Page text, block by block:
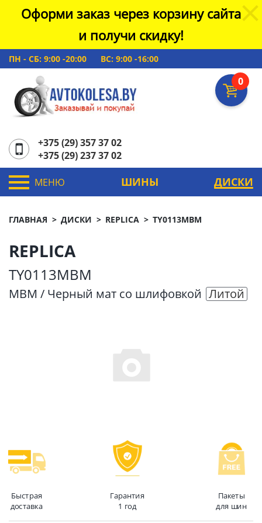
Оформи заказ через корзину сайта
и получи скидку!
ПН - СБ: 9:00 -20:00 ВС: 9:00 -16:00
0
+375 (29) 357 37 02
+375 (29) 237 37 02
МЕНЮ ШИНЫ ДИСКИ
ГЛАВНАЯ ДИСКИ REPLICA TY0113MBM
REPLICA
TY0113MBM
MBM / Черный мат со шлифовкой Литой
Быстрая
доставка
Гарантия
1 год
Пакеты
для шин